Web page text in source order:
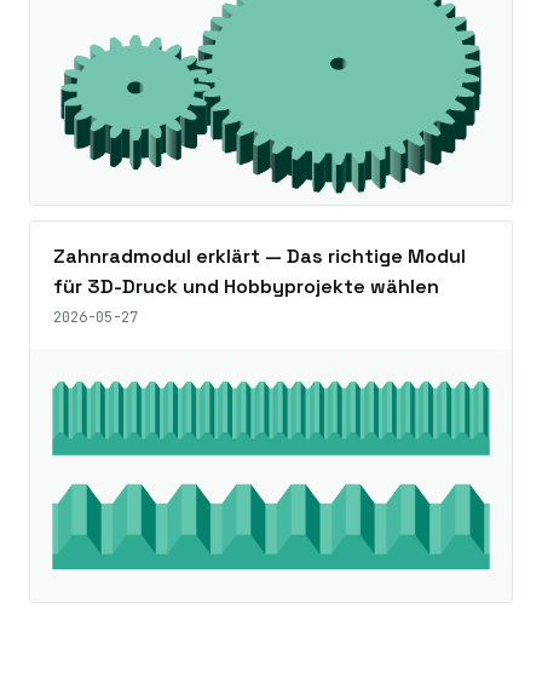
Zahnradmodul erklärt — Das richtige Modul
für 3D-Druck und Hobbyprojekte wählen
2026-05-27